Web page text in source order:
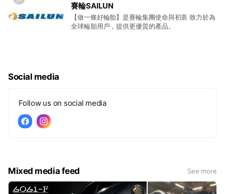
賽輪SAILUN
【做一條好輪胎】是賽輪集團使命與初衷 致力於為
全球輪胎用戶，提供更優質的產品。
Social media
Follow us on social media
Mixed media feed See more